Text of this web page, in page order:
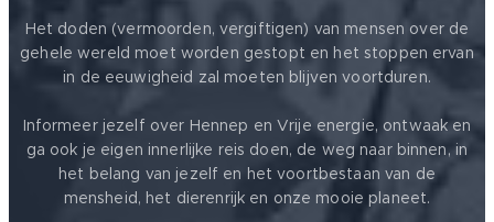
Het doden (vermoorden, vergiftigen) van mensen over de
gehele wereld moet worden gestopt en het stoppen ervan
in de eeuwigheid zal moeten blijven voortduren.
Informeer jezelf over Hennep en Vrije energie, ontwaak en
ga ook je eigen innerlijke reis doen, de weg naar binnen, in
het belang van jezelf en het voortbestaan van de
mensheid, het dierenrijk en onze mooie planeet.